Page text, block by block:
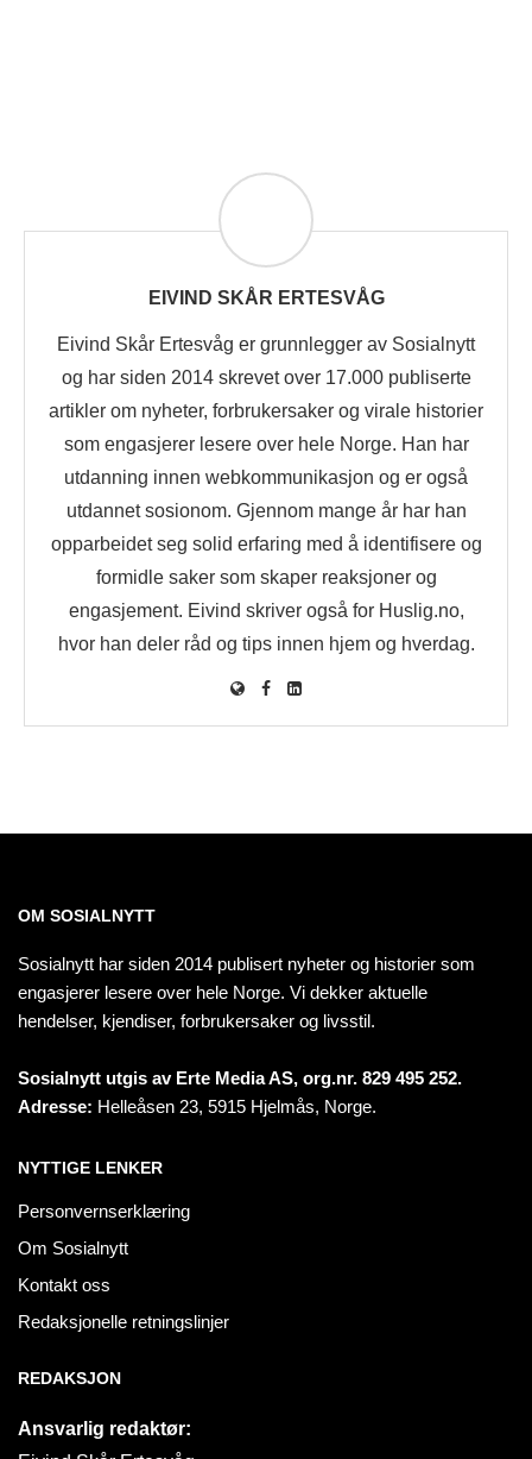
EIVIND SKÅR ERTESVÅG
Eivind Skår Ertesvåg er grunnlegger av Sosialnytt
og har siden 2014 skrevet over 17.000 publiserte
artikler om nyheter, forbrukersaker og virale historier
som engasjerer lesere over hele Norge. Han har
utdanning innen webkommunikasjon og er også
utdannet sosionom. Gjennom mange år har han
opparbeidet seg solid erfaring med å identifisere og
formidle saker som skaper reaksjoner og
engasjement. Eivind skriver også for Huslig.no,
hvor han deler råd og tips innen hjem og hverdag.
OM SOSIALNYTT
Sosialnytt har siden 2014 publisert nyheter og historier som
engasjerer lesere over hele Norge. Vi dekker aktuelle
hendelser, kjendiser, forbrukersaker og livsstil.
Sosialnytt utgis av Erte Media AS, org.nr. 829 495 252.
Adresse: Helleåsen 23, 5915 Hjelmås, Norge.
NYTTIGE LENKER
Personvernserklæring
Om Sosialnytt
Kontakt oss
Redaksjonelle retningslinjer
REDAKSJON
Ansvarlig redaktør: